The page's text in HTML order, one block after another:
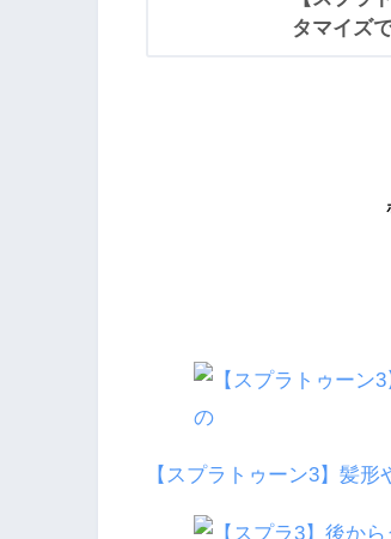
タマイズ
【スプラトゥーン3】髪